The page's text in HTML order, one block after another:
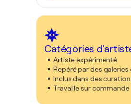
Catégories
Artiste expérimenté
Repéré par des galeries
Inclus dans des
Travaille sur commande